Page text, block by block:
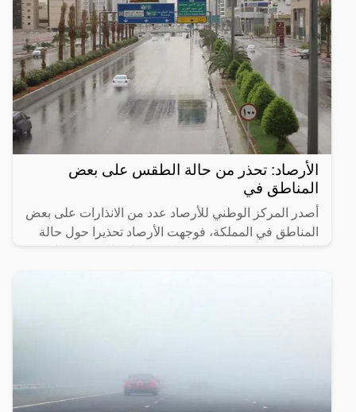
الأرصاد: تحذر من حالة الطقس على بعض
المناطق في
أصدر المركز الوطني للأرصاد عدد من الانذارات على بعض
المناطق في المملكة، فوجهت الأرصاد تحذيرا حول حالة